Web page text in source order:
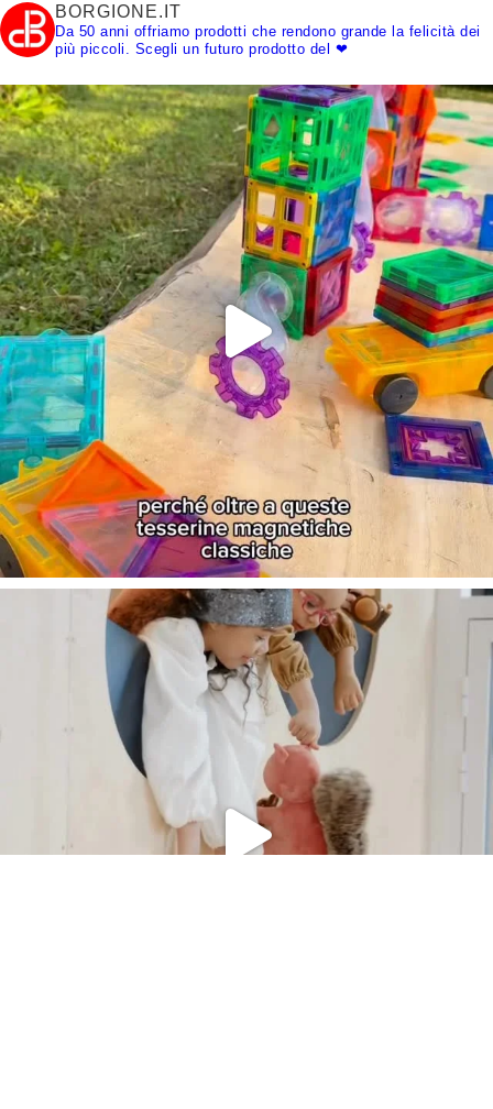
BORGIONE.IT
Da 50 anni offriamo prodotti che rendono grande la felicità dei
più piccoli. Scegli un futuro prodotto del ❤